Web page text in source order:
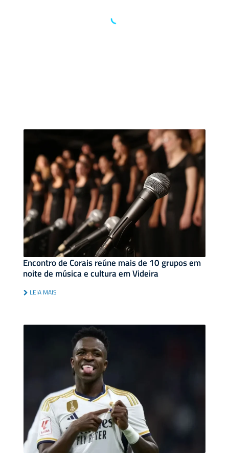
Encontro de Corais reúne mais de 10 grupos em
noite de música e cultura em Videira
LEIA MAIS